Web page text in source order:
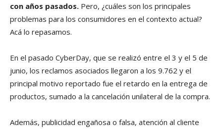
con años pasados. Pero, ¿cuáles son los principales
problemas para los consumidores en el contexto actual?
Acá lo repasamos.
En el pasado CyberDay, que se realizó entre el 3 y el 5 de
junio, los reclamos asociados llegaron a los 9.762 y el
principal motivo reportado fue el retardo en la entrega de
productos, sumado a la cancelación unilateral de la compra.
Además, publicidad engañosa o falsa, atención al cliente